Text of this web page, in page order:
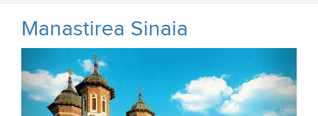
Manastirea Sinaia
Anterior